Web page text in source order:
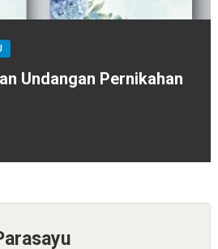
Undangan Pernikahan